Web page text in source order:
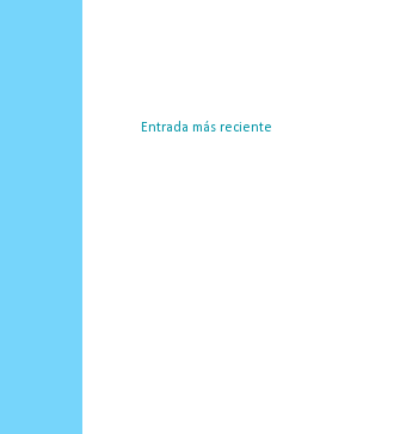
Entrada más reciente